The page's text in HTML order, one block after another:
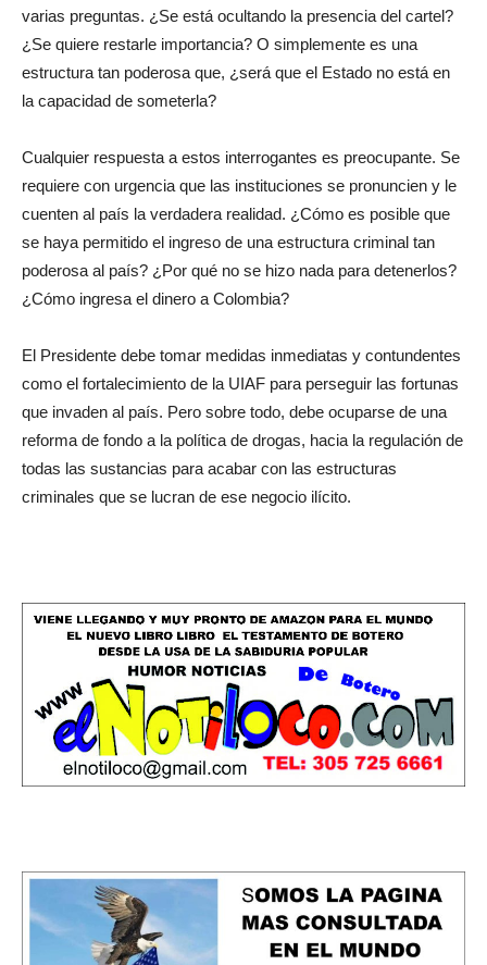
varias preguntas. ¿Se está ocultando la presencia del cartel?
¿Se quiere restarle importancia? O simplemente es una
estructura tan poderosa que, ¿será que el Estado no está en
la capacidad de someterla?
Cualquier respuesta a estos interrogantes es preocupante. Se
requiere con urgencia que las instituciones se pronuncien y le
cuenten al país la verdadera realidad. ¿Cómo es posible que
se haya permitido el ingreso de una estructura criminal tan
poderosa al país? ¿Por qué no se hizo nada para detenerlos?
¿Cómo ingresa el dinero a Colombia?
El Presidente debe tomar medidas inmediatas y contundentes
como el fortalecimiento de la UIAF para perseguir las fortunas
que invaden al país. Pero sobre todo, debe ocuparse de una
reforma de fondo a la política de drogas, hacia la regulación de
todas las sustancias para acabar con las estructuras
criminales que se lucran de ese negocio ilícito.